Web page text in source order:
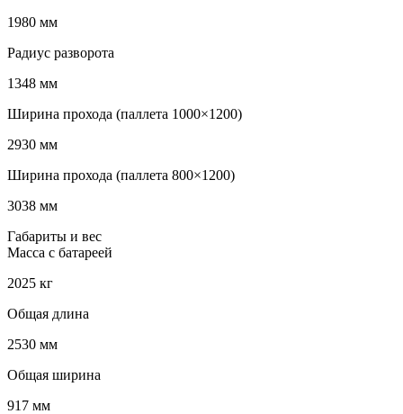
1980 мм
Радиус разворота
1348 мм
Ширина прохода (паллета 1000×1200)
2930 мм
Ширина прохода (паллета 800×1200)
3038 мм
Габариты и вес
Масса с батареей
2025 кг
Общая длина
2530 мм
Общая ширина
917 мм